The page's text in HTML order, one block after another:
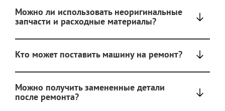
Можно ли использовать неоригинальные
запчасти и расходные материалы?
Кто может поставить машину на ремонт?
Можно получить замененные детали
после ремонта?